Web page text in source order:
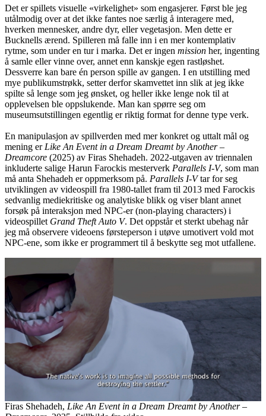
Det er spillets visuelle «virkelighet» som engasjerer. Først ble jeg
utålmodig over at det ikke fantes noe særlig å interagere med,
hverken mennesker, andre dyr, eller vegetasjon. Men dette er
Bucknells ærend. Spilleren må falle inn i en mer kontemplativ
rytme, som under en tur i marka. Det er ingen mission her, ingenting
å samle eller vinne over, annet enn kanskje egen rastløshet.
Dessverre kan bare én person spille av gangen. I en utstilling med
mye publikumstrøkk, setter derfor skamvettet inn slik at jeg ikke
spilte så lenge som jeg ønsket, og heller ikke lenge nok til at
opplevelsen ble oppslukende. Man kan spørre seg om
museumsutstillingen egentlig er riktig format for denne type verk.
En manipulasjon av spillverden med mer konkret og uttalt mål og
mening er Like An Event in a Dream Dreamt by Another –
Dreamcore (2025) av Firas Shehadeh. 2022-utgaven av triennalen
inkluderte salige Harun Farockis mesterverk Parallels I-V, som man
må anta Shehadeh er oppmerksom på. Parallels I-Vtar for seg
utviklingen av videospill fra 1980-tallet fram til 2013 med Farockis
sedvanlig mediekritiske og analytiske blikk og viser blant annet
forsøk på interaksjon med NPC-er (non-playing characters) i
videospillet Grand Theft Auto V. Det oppstår et sterkt ubehag når
jeg må observere videoens førsteperson i utøve umotivert vold mot
NPC-ene, som ikke er programmert til å beskytte seg mot utfallene.
Firas Shehadeh, Like An Event in a Dream Dreamt by Another –